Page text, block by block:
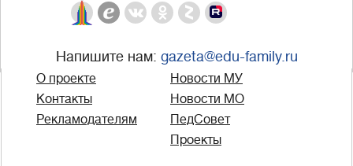
Напишите нам: gazeta@edu-family.ru
О проекте
Контакты
Рекламодателям
Новости МУ
Новости МО
ПедСовет
Проекты